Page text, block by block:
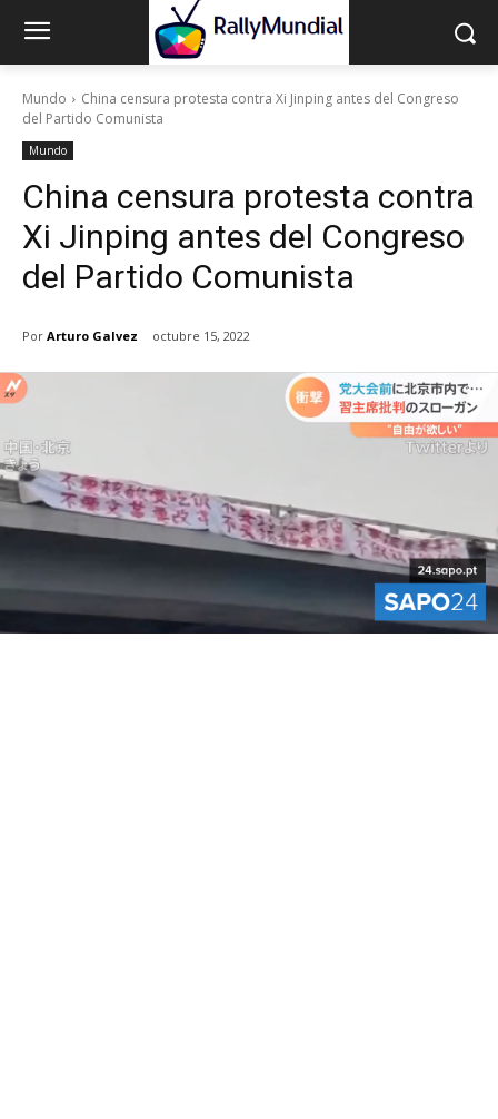
Mundo
China censura protesta contra Xi Jinping antes del Congreso
del Partido Comunista
Mundo
China censura protesta contra
Xi Jinping antes del Congreso
del Partido Comunista
Por Arturo Galvez octubre 15, 2022